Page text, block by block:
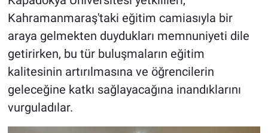
Kahramanmaraş'taki eğitim camiasıyla bir
araya gelmekten duydukları memnuniyeti dile
getirirken, bu tür buluşmaların eğitim
kalitesinin artırılmasına ve öğrencilerin
geleceğine katkı sağlayacağına inandıklarını
vurguladılar.